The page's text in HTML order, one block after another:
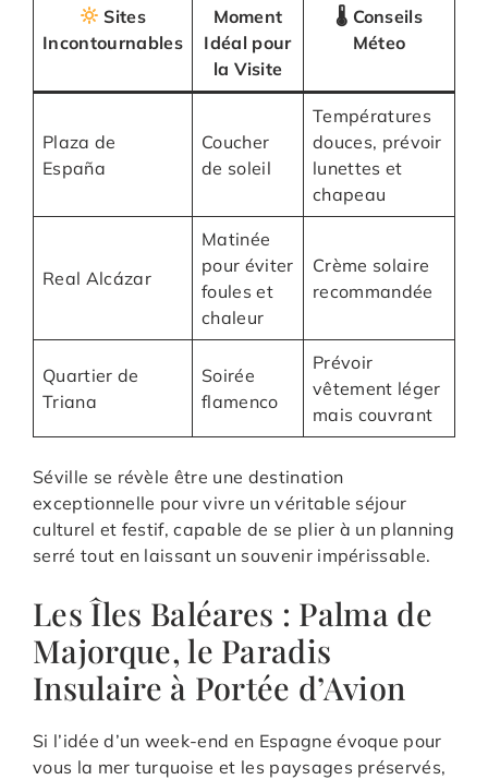
Sites
Incontournables
Moment
Idéal pour
la Visite
🌡 Conseils
Méteo
Plaza de
España
Coucher
de soleil
Températures
douces, prévoir
lunettes et
chapeau
Real Alcázar
Matinée
pour éviter
foules et
chaleur
Crème solaire
recommandée
Quartier de
Triana
Soirée
flamenco
Prévoir
vêtement léger
mais couvrant
Séville se révèle être une destination
exceptionnelle pour vivre un véritable séjour
culturel et festif, capable de se plier à un planning
serré tout en laissant un souvenir impérissable.
Les Îles Baléares : Palma de
Majorque, le Paradis
Insulaire à Portée d’Avion
Si l’idée d’un week-end en Espagne évoque pour
vous la mer turquoise et les paysages préservés,